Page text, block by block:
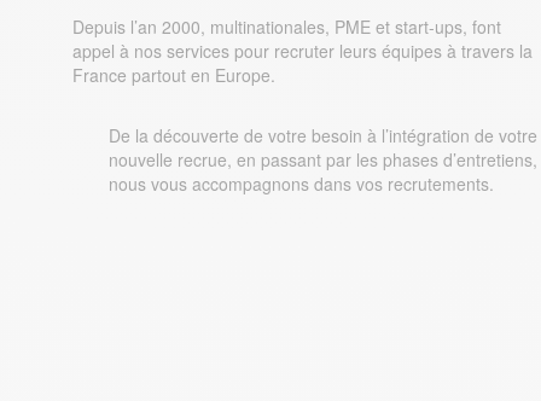
Depuis l’an 2000, multinationales, PME et start-ups, font
appel à nos services pour recruter leurs équipes à travers la
France partout en Europe.
De la découverte de votre besoin à l’intégration de votre
nouvelle recrue, en passant par les phases d’entretiens,
nous vous accompagnons dans vos recrutements.